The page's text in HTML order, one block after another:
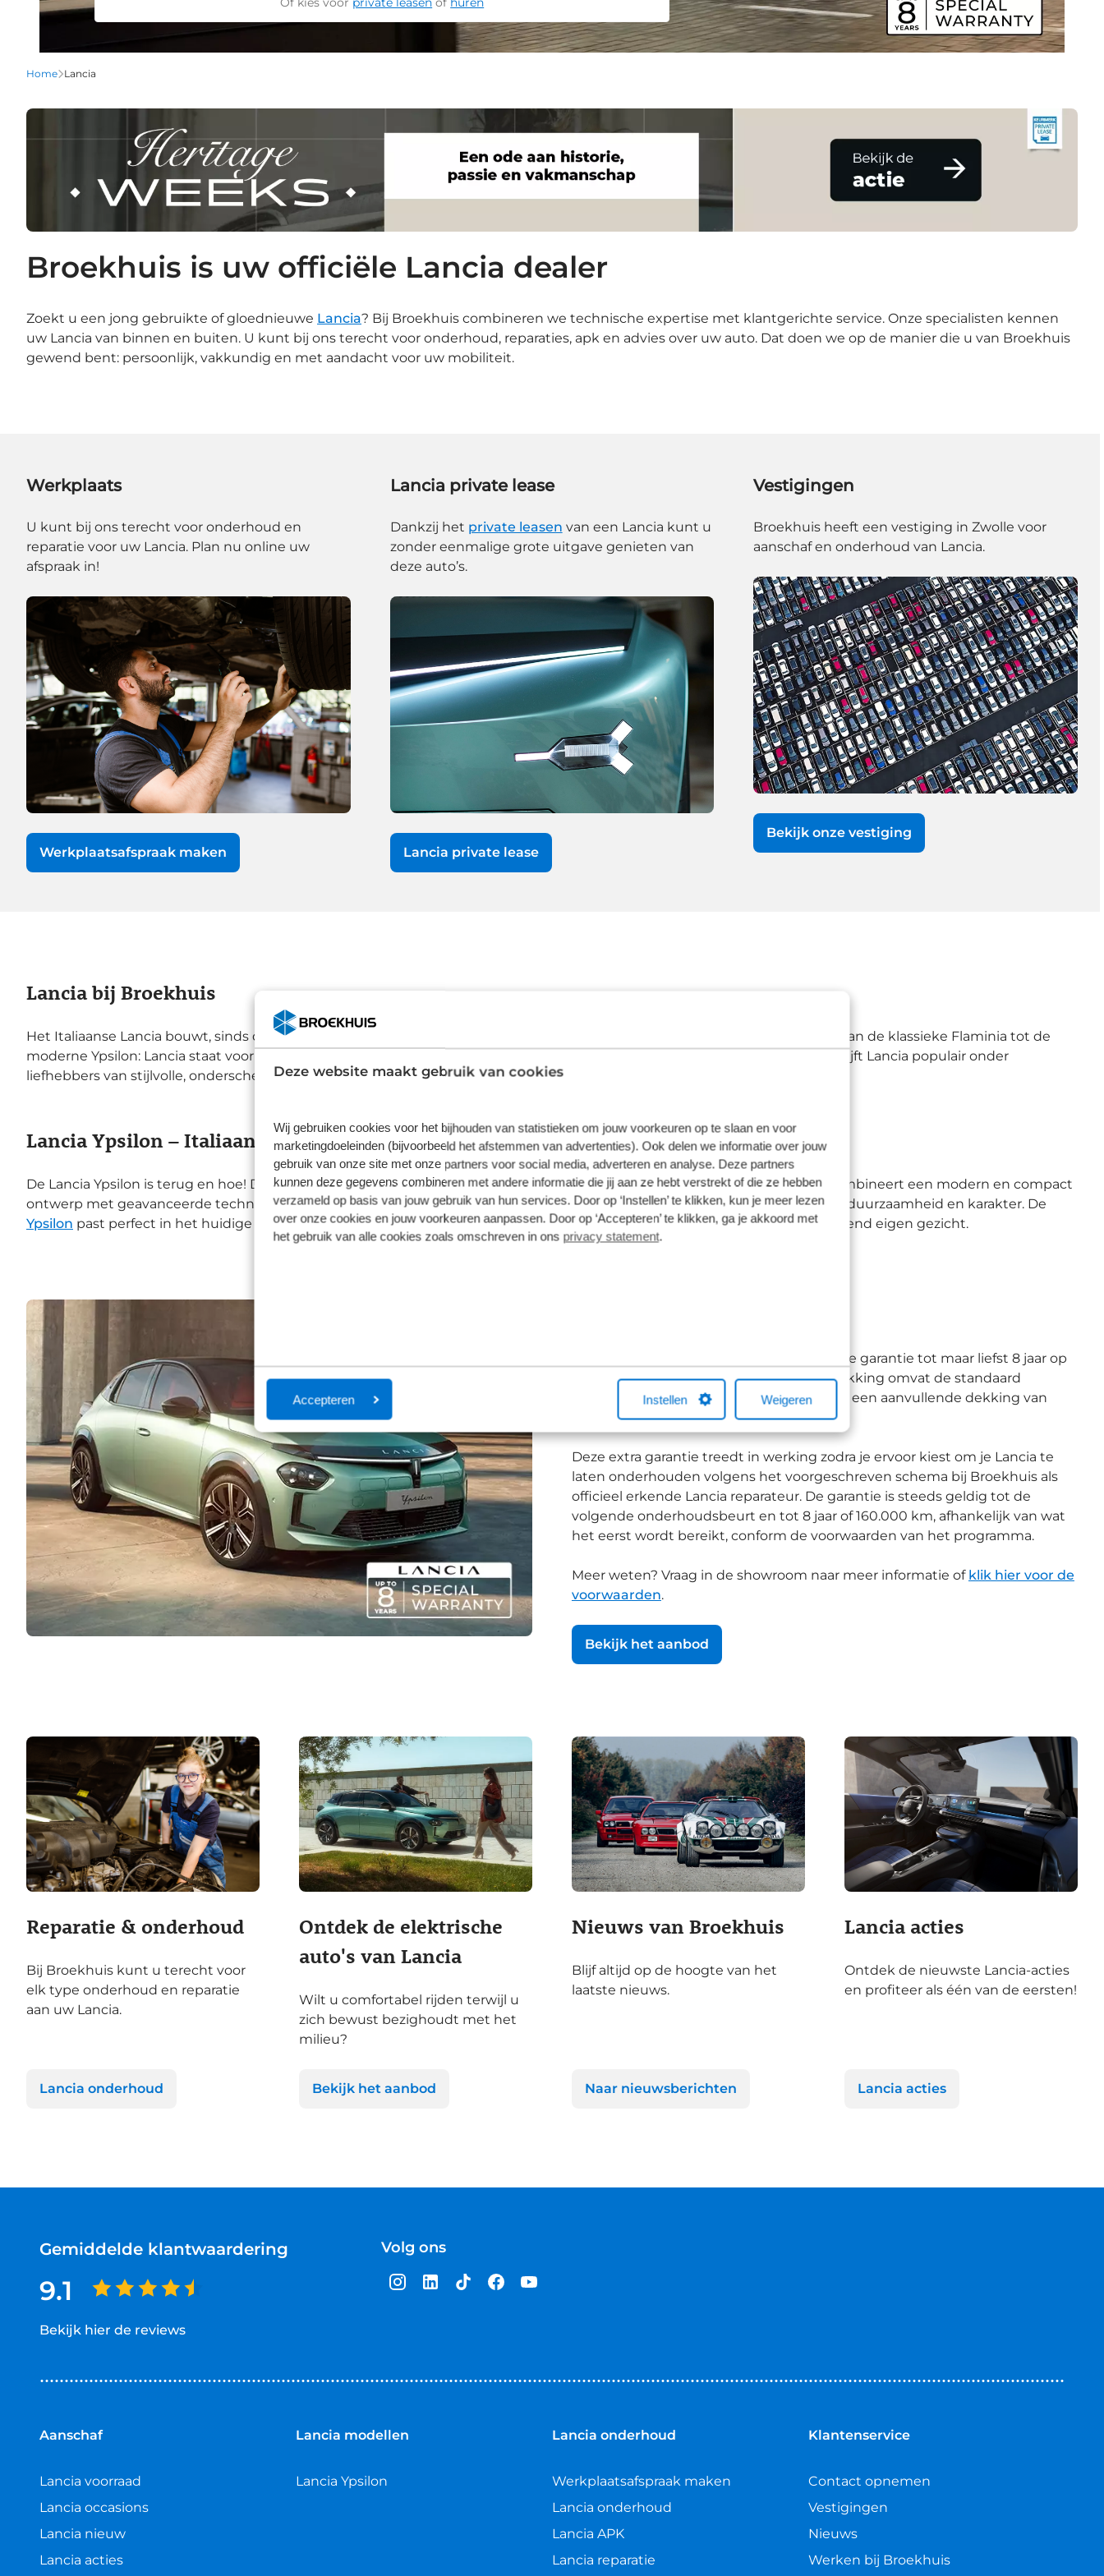
Deze website maakt gebruik van cookies
Wij gebruiken cookies voor het bijhouden van statistieken om jouw voorkeuren op te slaan en voor
marketingdoeleinden (bijvoorbeeld het afstemmen van advertenties). Ook delen we informatie over jouw
gebruik van onze site met onze partners voor social media, adverteren en analyse. Deze partners
kunnen deze gegevens combineren met andere informatie die jij aan ze hebt verstrekt of die ze hebben
verzameld op basis van jouw gebruik van hun services. Door op ‘Instellen’ te klikken, kun je meer lezen
over onze cookies en jouw voorkeuren aanpassen. Door op ‘Accepteren’ te klikken, ga je akkoord met
het gebruik van alle cookies zoals omschreven in ons privacy statement.
Accepteren Instellen Weigeren
Home Lancia
Broekhuis is uw officiële Lancia dealer
Zoekt u een jong gebruikte of gloednieuwe Lancia? Bij Broekhuis combineren we technische expertise met klantgerichte service. Onze specialisten kennen
uw Lancia van binnen en buiten. U kunt bij ons terecht voor onderhoud, reparaties, apk en advies over uw auto. Dat doen we op de manier die u van Broekhuis
gewend bent: persoonlijk, vakkundig en met aandacht voor uw mobiliteit.
Werkplaats
U kunt bij ons terecht voor onderhoud en
reparatie voor uw Lancia. Plan nu online uw
afspraak in!
Werkplaatsafspraak maken
Lancia private lease
Dankzij het private leasen van een Lancia kunt u
zonder eenmalige grote uitgave genieten van
deze auto’s.
Lancia private lease
Vestigingen
Broekhuis heeft een vestiging in Zwolle voor
aanschaf en onderhoud van Lancia.
Bekijk onze vestiging
Lancia bij Broekhuis
Het Italiaanse Lancia bouwt, sinds de oprichting in 1906 door Vincenzo Lancia, auto's die uitblinken in verfijning en karakter. Van de klassieke Flaminia tot de
moderne Ypsilon: Lancia staat voor tijdloze klasse en Italiaanse finesse. Met een rijke historie en een sterke focus op design blijft Lancia populair onder
liefhebbers van stijlvolle, onderscheidende auto's.
Lancia Ypsilon – Italiaans design overstegen
De Lancia Ypsilon is terug en hoe! Deze stijlvolle stadsauto is het eerste model in de nieuwe generatie Lancia’s. De Ypsilon combineert een modern en compact
ontwerp met geavanceerde technologie. Hij is leverbaar als hybride én volledig elektrische versie, met een focus op comfort, duurzaamheid en karakter. De
Ypsilon past perfect in het huidige tijdsbeeld en biedt alles wat u verwacht van een Italiaanse auto: flair, finesse en een opvallend eigen gezicht.
Bij Lancia profiteer je nu van een verlengde garantie tot maar liefst 8 jaar op
alle Lancia modellen. Deze uitgebreide dekking omvat de standaard
fabrieksgarantie van 2 jaar, aangevuld met een aanvullende dekking van
maximaal 6 jaar.
Deze extra garantie treedt in werking zodra je ervoor kiest om je Lancia te
laten onderhouden volgens het voorgeschreven schema bij Broekhuis als
officieel erkende Lancia reparateur. De garantie is steeds geldig tot de
volgende onderhoudsbeurt en tot 8 jaar of 160.000 km, afhankelijk van wat
het eerst wordt bereikt, conform de voorwaarden van het programma.
Meer weten? Vraag in de showroom naar meer informatie of klik hier voor de
voorwaarden.
Bekijk het aanbod
Reparatie & onderhoud
Bij Broekhuis kunt u terecht voor
elk type onderhoud en reparatie
aan uw Lancia.
Lancia onderhoud
Ontdek de elektrische
auto's van Lancia
Wilt u comfortabel rijden terwijl u
zich bewust bezighoudt met het
milieu?
Bekijk het aanbod
Nieuws van Broekhuis
Blijf altijd op de hoogte van het
laatste nieuws.
Naar nieuwsberichten
Lancia acties
Ontdek de nieuwste Lancia-acties
en profiteer als één van de eersten!
Lancia acties
Gemiddelde klantwaardering
9.1
Bekijk hier de reviews
van
Volg ons
Aanschaf
Lancia voorraad
Lancia occasions
Lancia nieuw
Lancia acties
Lancia modellen
Lancia Ypsilon
Lancia onderhoud
Werkplaatsafspraak maken
Lancia onderhoud
Lancia APK
Lancia reparatie
Klantenservice
Contact opnemen
Vestigingen
Nieuws
Werken bij Broekhuis